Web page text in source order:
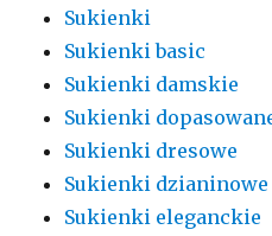
Sukienki
Sukienki basic
Sukienki damskie
Sukienki
Sukienki dresowe
Sukienki dzianinowe
Sukienki eleganckie